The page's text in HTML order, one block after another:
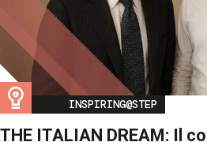
Image
INSPIRING@STEP
THE ITALIAN DREAM: Il